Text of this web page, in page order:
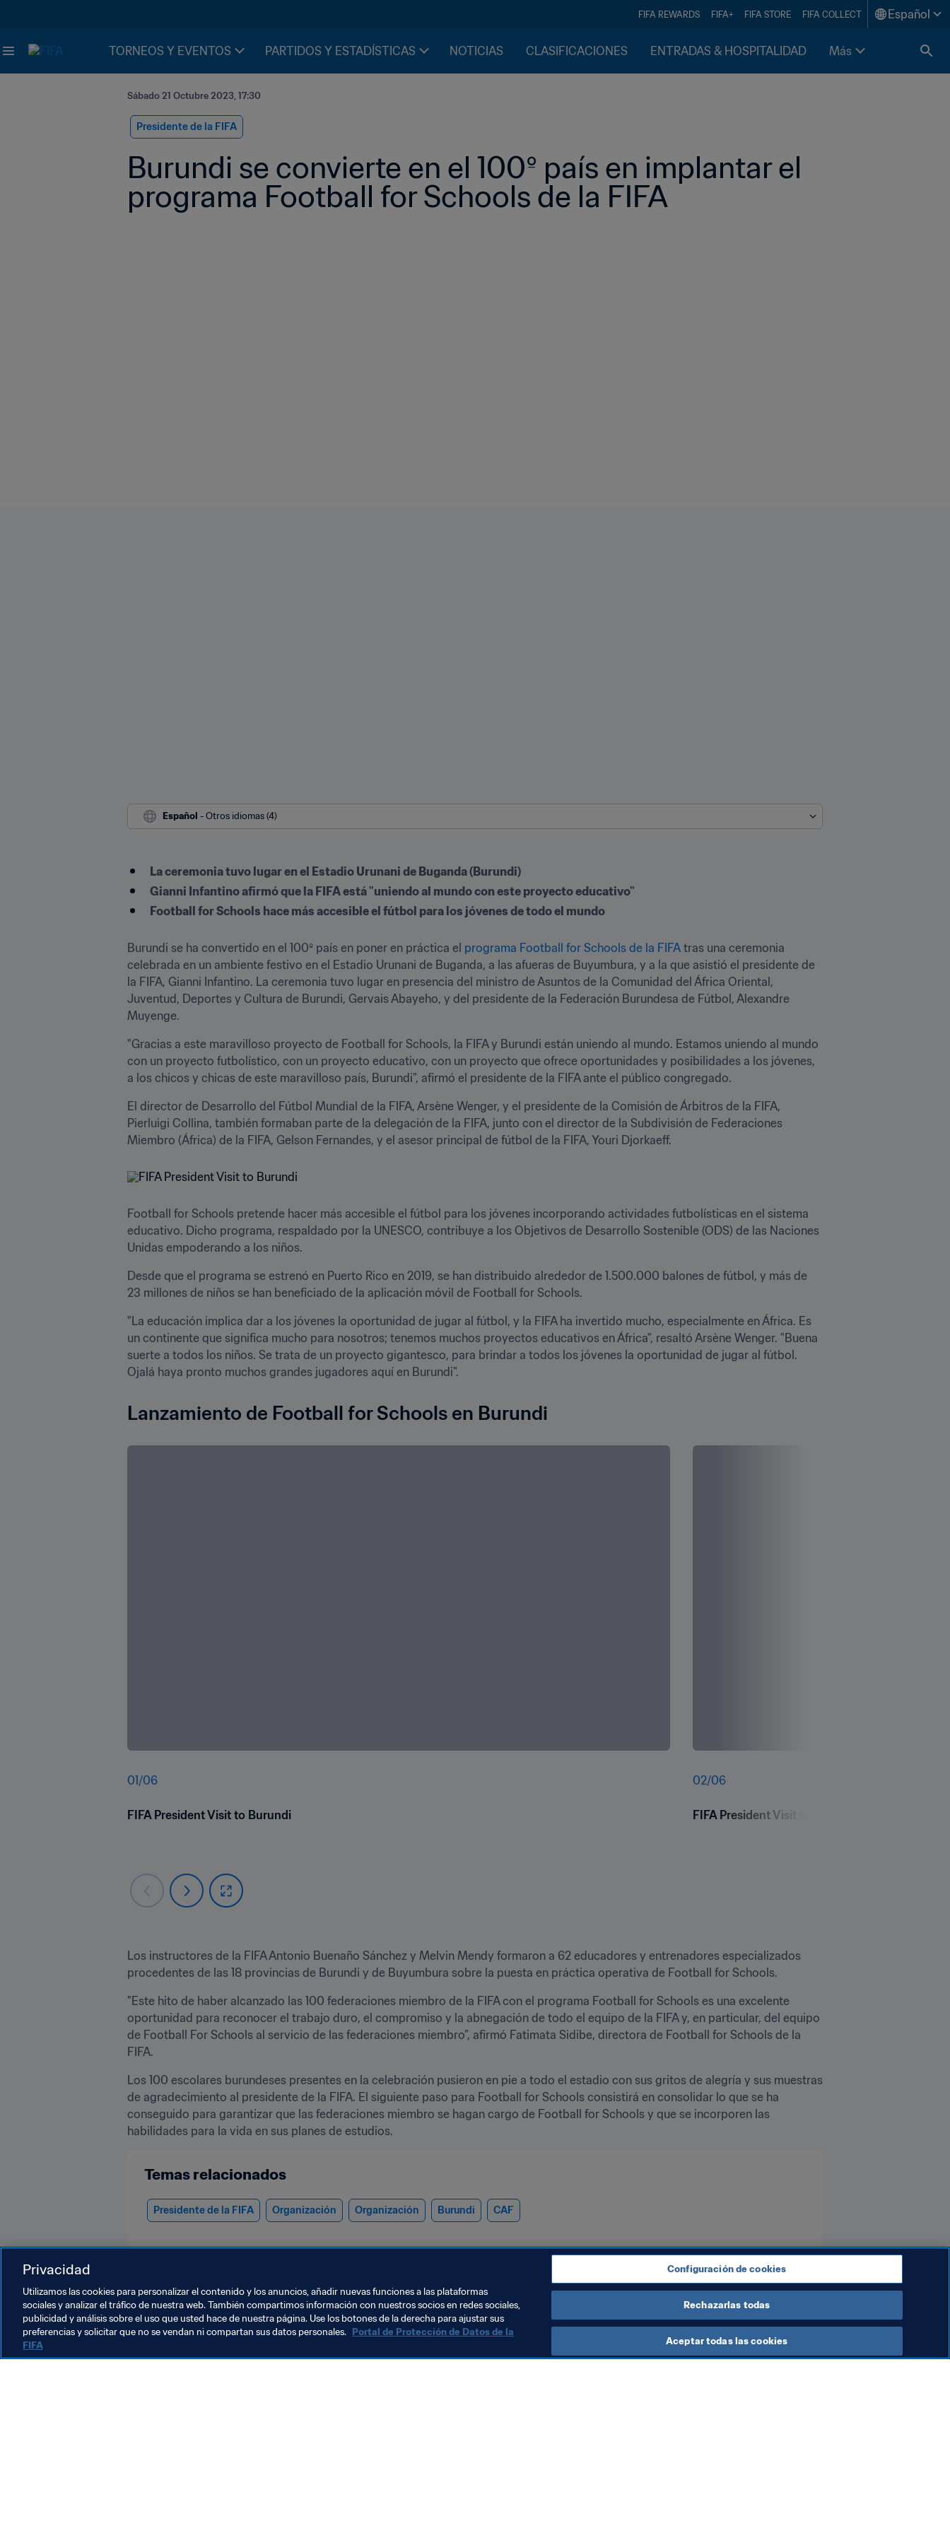
FIFA REWARDS FIFA+ FIFA STORE FIFA COLLECT Español
TORNEOS Y EVENTOS PARTIDOS Y ESTADÍSTICAS NOTICIAS CLASIFICACIONES ENTRADAS & HOSPITALIDAD Más
Sábado 21 Octubre 2023, 17:30
Presidente de la FIFA
Burundi se convierte en el 100º país en implantar el
programa Football for Schools de la FIFA
Español - Otros idiomas (4)
La ceremonia tuvo lugar en el Estadio Urunani de Buganda (Burundi)
Gianni Infantino afirmó que la FIFA está "uniendo al mundo con este proyecto educativo"
Football for Schools hace más accesible el fútbol para los jóvenes de todo el mundo
Burundi se ha convertido en el 100º país en poner en práctica el programa Football for Schools de la FIFA tras una ceremonia
celebrada en un ambiente festivo en el Estadio Urunani de Buganda, a las afueras de Buyumbura, y a la que asistió el presidente de
la FIFA, Gianni Infantino. La ceremonia tuvo lugar en presencia del ministro de Asuntos de la Comunidad del África Oriental,
Juventud, Deportes y Cultura de Burundi, Gervais Abayeho, y del presidente de la Federación Burundesa de Fútbol, Alexandre
Muyenge.
"Gracias a este maravilloso proyecto de Football for Schools, la FIFA y Burundi están uniendo al mundo. Estamos uniendo al mundo
con un proyecto futbolístico, con un proyecto educativo, con un proyecto que ofrece oportunidades y posibilidades a los jóvenes,
a los chicos y chicas de este maravilloso país, Burundi”, afirmó el presidente de la FIFA ante el público congregado.
El director de Desarrollo del Fútbol Mundial de la FIFA, Arsène Wenger, y el presidente de la Comisión de Árbitros de la FIFA,
Pierluigi Collina, también formaban parte de la delegación de la FIFA, junto con el director de la Subdivisión de Federaciones
Miembro (África) de la FIFA, Gelson Fernandes, y el asesor principal de fútbol de la FIFA, Youri Djorkaeff.
Football for Schools pretende hacer más accesible el fútbol para los jóvenes incorporando actividades futbolísticas en el sistema
educativo. Dicho programa, respaldado por la UNESCO, contribuye a los Objetivos de Desarrollo Sostenible (ODS) de las Naciones
Unidas empoderando a los niños.
Desde que el programa se estrenó en Puerto Rico en 2019, se han distribuido alrededor de 1.500.000 balones de fútbol, y más de
23 millones de niños se han beneficiado de la aplicación móvil de Football for Schools.
"La educación implica dar a los jóvenes la oportunidad de jugar al fútbol, y la FIFA ha invertido mucho, especialmente en África. Es
un continente que significa mucho para nosotros; tenemos muchos proyectos educativos en África", resaltó Arsène Wenger. "Buena
suerte a todos los niños. Se trata de un proyecto gigantesco, para brindar a todos los jóvenes la oportunidad de jugar al fútbol.
Ojalá haya pronto muchos grandes jugadores aquí en Burundi".
Lanzamiento de Football for Schools en Burundi
01/06
FIFA President Visit to Burundi
02/06
FIFA President Visit to Burundi
Los instructores de la FIFA Antonio Buenaño Sánchez y Melvin Mendy formaron a 62 educadores y entrenadores especializados
procedentes de las 18 provincias de Burundi y de Buyumbura sobre la puesta en práctica operativa de Football for Schools.
"Este hito de haber alcanzado las 100 federaciones miembro de la FIFA con el programa Football for Schools es una excelente
oportunidad para reconocer el trabajo duro, el compromiso y la abnegación de todo el equipo de la FIFA y, en particular, del equipo
de Football For Schools al servicio de las federaciones miembro”, afirmó Fatimata Sidibe, directora de Football for Schools de la
FIFA.
Los 100 escolares burundeses presentes en la celebración pusieron en pie a todo el estadio con sus gritos de alegría y sus muestras
de agradecimiento al presidente de la FIFA. El siguiente paso para Football for Schools consistirá en consolidar lo que se ha
conseguido para garantizar que las federaciones miembro se hagan cargo de Football for Schools y que se incorporen las
habilidades para la vida en sus planes de estudios.
Temas relacionados
Presidente de la FIFA Organización Organización Burundi CAF
Social Impact
Privacidad
Utilizamos las cookies para personalizar el contenido y los anuncios, añadir nuevas funciones a las plataformas
sociales y analizar el tráfico de nuestra web. También compartimos información con nuestros socios en redes sociales,
publicidad y análisis sobre el uso que usted hace de nuestra página. Use los botones de la derecha para ajustar sus
preferencias y solicitar que no se vendan ni compartan sus datos personales. Portal de Protección de Datos de la
FIFA
Configuración de cookies
Rechazarlas todas
Aceptar todas las cookies